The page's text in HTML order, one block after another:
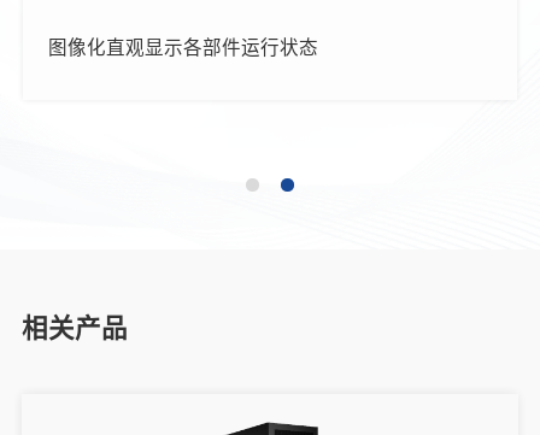
图像化直观显示各部件运行状态
相关产品